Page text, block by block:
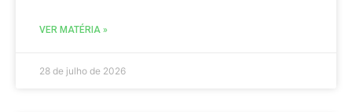
VER MATÉRIA »
28 de julho de 2026